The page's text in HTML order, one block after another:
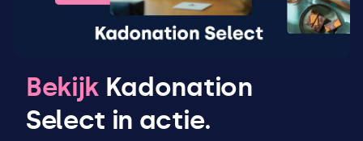
Bekijk Kadonation
Select in actie.